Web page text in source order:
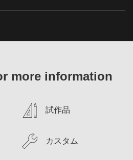
more information
試作品
カスタム